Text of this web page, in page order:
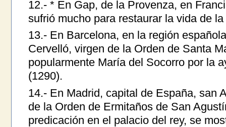
12.- * En Gap, de la Provenza, en
sufrió mucho para restaurar la vida de
13.- En Barcelona, en la región
Cervelló, virgen de la Orden de Santa
popularmente María del Socorro por la
(1290).
14.- En Madrid, capital de España, san
de la Orden de Ermitaños de San
predicación en el palacio del rey, se